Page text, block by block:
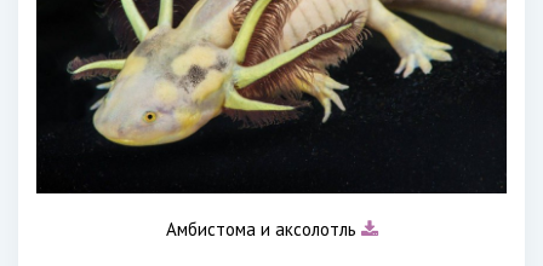
Амбистома и аксолотль